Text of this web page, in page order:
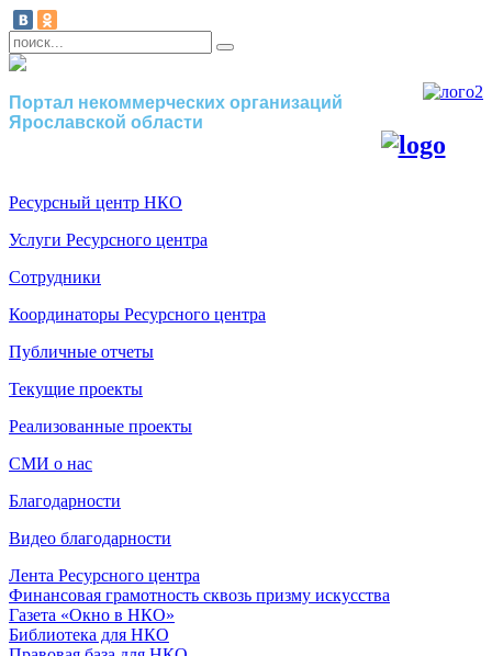
Портал некоммерческих организаций
Ярославской области
Ресурсный центр НКО
Услуги Ресурсного центра
Сотрудники
Координаторы Ресурсного центра
Публичные отчеты
Текущие проекты
Реализованные проекты
СМИ о нас
Благодарности
Видео благодарности
Лента Ресурсного центра
Финансовая грамотность сквозь призму искусства
Газета «Окно в НКО»
Библиотека для НКО